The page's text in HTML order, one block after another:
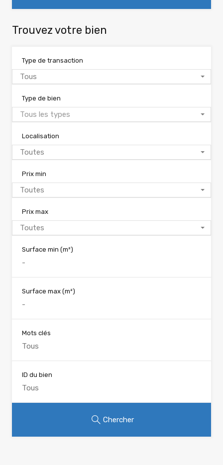
Trouvez votre bien
Type de transaction
Tous
Type de bien
Tous les types
Localisation
Toutes
Prix min
Toutes
Prix max
Toutes
Surface min (m²)
Surface max (m²)
Mots clés
ID du bien
Chercher